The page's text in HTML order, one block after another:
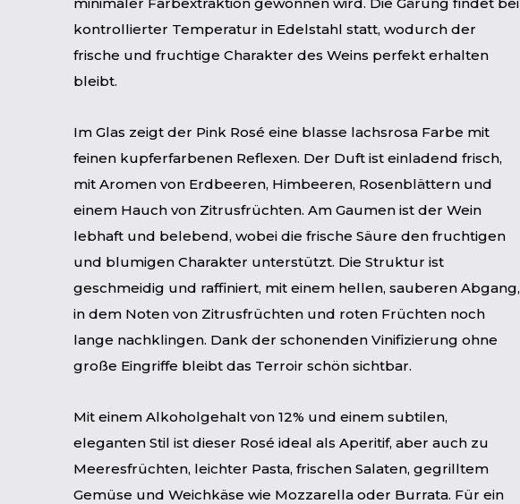
kontrollierter Temperatur in Edelstahl statt, wodurch der
frische und fruchtige Charakter des Weins perfekt erhalten
bleibt.
Im Glas zeigt der Pink Rosé eine blasse lachsrosa Farbe mit
feinen kupferfarbenen Reflexen. Der Duft ist einladend frisch,
mit Aromen von Erdbeeren, Himbeeren, Rosenblättern und
einem Hauch von Zitrusfrüchten. Am Gaumen ist der Wein
lebhaft und belebend, wobei die frische Säure den fruchtigen
und blumigen Charakter unterstützt. Die Struktur ist
geschmeidig und raffiniert, mit einem hellen, sauberen Abgang,
in dem Noten von Zitrusfrüchten und roten Früchten noch
lange nachklingen. Dank der schonenden Vinifizierung ohne
große Eingriffe bleibt das Terroir schön sichtbar.
Mit einem Alkoholgehalt von 12% und einem subtilen,
eleganten Stil ist dieser Rosé ideal als Aperitif, aber auch zu
Meeresfrüchten, leichter Pasta, frischen Salaten, gegrilltem
Gemüse und Weichkäse wie Mozzarella oder Burrata. Für ein